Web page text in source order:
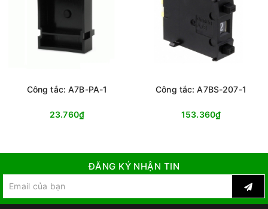
Công tắc: A7B-PA-1
23.760₫
Công tắc: A7BS-207-1
153.360₫
ĐĂNG KÝ NHẬN TIN